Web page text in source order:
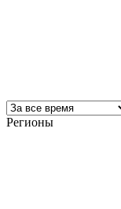
Регионы